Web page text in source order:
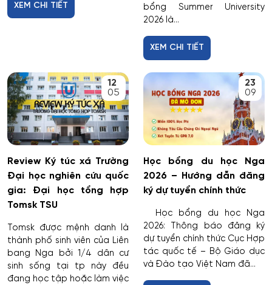
XEM CHI TIẾT
bổng Summer University
2026 là...
XEM CHI TIẾT
12
05
Review Ký túc xá Trường
Đại học nghiên cứu quốc
gia: Đại học tổng hợp
Tomsk TSU
Tomsk được mệnh danh là
thành phố sinh viên của Liên
bang Nga bởi 1/4 dân cư
sinh sống tại tp này đều
đang học tập hoặc làm việc
23
09
Học bổng du học Nga
2026 – Hướng dẫn đăng
ký dự tuyển chính thức
Học bổng du học Nga
2026: Thông báo đăng ký
dự tuyển chính thức Cục Hợp
tác quốc tế – Bộ Giáo dục
và Đào tạo Việt Nam đã...